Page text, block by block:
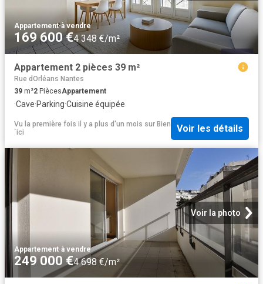
Appartement·à vendre
169 600 €4 348 €/m²
Appartement 2 pièces 39 m²
Rue dOrléans Nantes
39 m²2 PiècesAppartement
·Cave·Parking·Cuisine équipée
Vu la première fois il y a plus d'un mois sur Bien
´ici
Voir les détails
Voir la photo
Appartement·à vendre
249 000 €4 698 €/m²